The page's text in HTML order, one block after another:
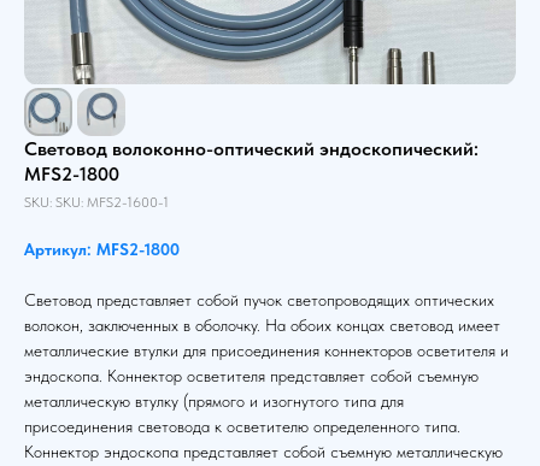
Световод волоконно-оптический эндоскопический:
MFS2-1800
SKU: SKU: MFS2-1600-1
Артикул: MFS2-1800
Световод представляет собой пучок светопроводящих оптических
волокон, заключенных в оболочку. На обоих концах световод имеет
металлические втулки для присоединения коннекторов осветителя и
эндоскопа. Коннектор осветителя представляет собой съемную
металлическую втулку (прямого и изогнутого типа для
присоединения световода к осветителю определенного типа.
Коннектор эндоскопа представляет собой съемную металлическую